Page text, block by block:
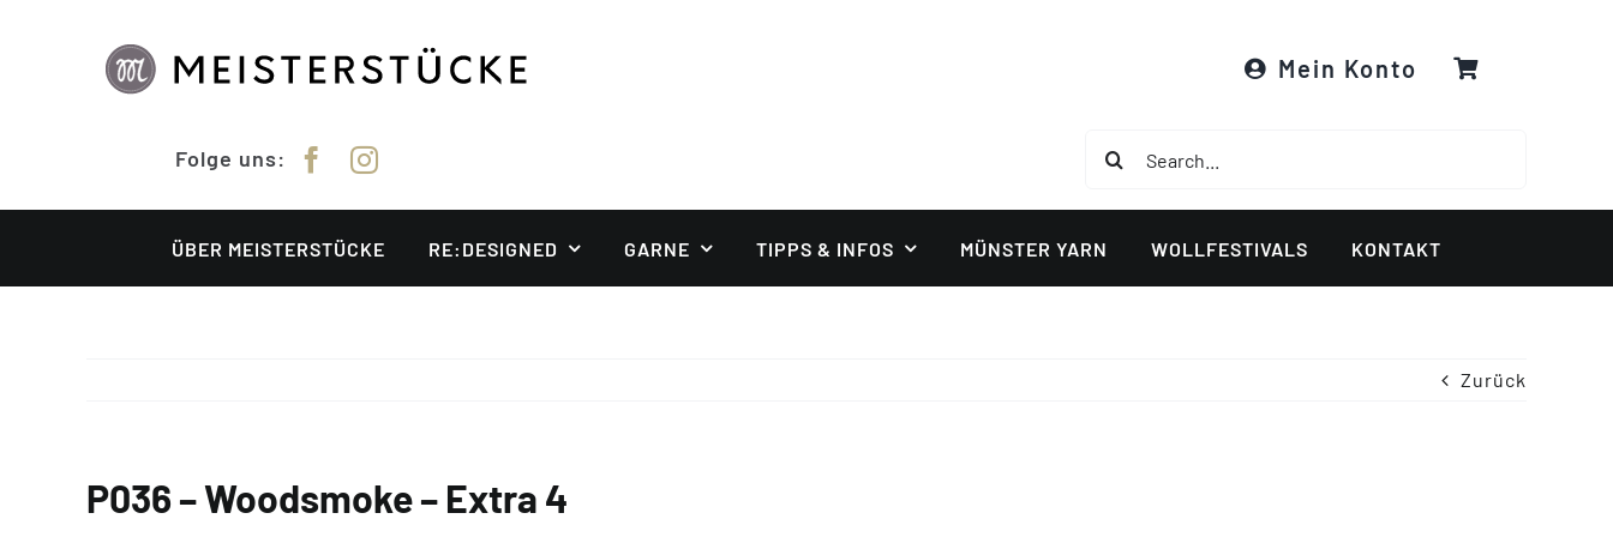
Mein Konto
Folge uns:
ÜBER MEISTERSTÜCKE RE:DESIGNED GARNE TIPPS & INFOS MÜNSTER YARN WOLLFESTIVALS KONTAKT
Zurück
P036 – Woodsmoke – Extra 4